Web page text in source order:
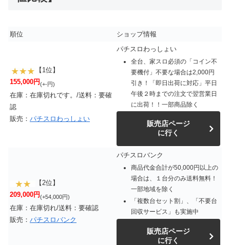
順位 ショップ情報
【1位】
155,000円(+-円)
在庫：在庫切れです。/送料：要確
認
販売： パチスロわっしょい
パチスロわっしょい
全台、家スロ必須の「コイン不
要機付」不要な場合は2,000円
引き！「即日出荷に対応」平日
午後２時までの注文で翌営業日
に出荷！！一部商品除く
販売店ページ
に行く
【2位】
209,000円(+54,000円)
在庫：在庫切れ/送料：要確認
販売： パチスロバンク
パチスロバンク
商品代金合計が50,000円以上の
場合は、１台分のみ送料無料！
一部地域を除く
「複数台セット割」、「不要台
回収サービス」も実施中
販売店ページ
に行く